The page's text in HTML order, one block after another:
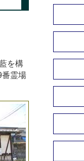
を構
番霊場